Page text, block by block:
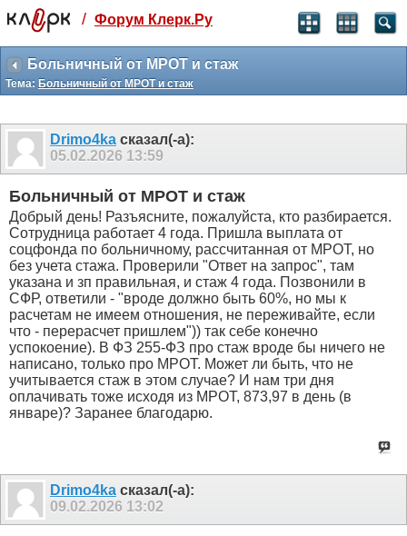
Святые угодники, Клерк без рекламы
прекрасен:)
месяц
3 месяца
259
₽
-10%
499 ₽
-15%
Отмена Оплатить
/ Форум Клерк.Ру
Больничный от МРОТ и стаж
Тема: Больничный от МРОТ и стаж
Drimo4ka сказал(-а):
05.02.2026 13:59
Больничный от МРОТ и стаж
Добрый день! Разъясните, пожалуйста, кто разбирается.
Сотрудница работает 4 года. Пришла выплата от
соцфонда по больничному, рассчитанная от МРОТ, но
без учета стажа. Проверили "Ответ на запрос", там
указана и зп правильная, и стаж 4 года. Позвонили в
СФР, ответили - "вроде должно быть 60%, но мы к
расчетам не имеем отношения, не переживайте, если
что - перерасчет пришлем")) так себе конечно
успокоение). В ФЗ 255-ФЗ про стаж вроде бы ничего не
написано, только про МРОТ. Может ли быть, что не
учитывается стаж в этом случае? И нам три дня
оплачивать тоже исходя из МРОТ, 873,97 в день (в
январе)? Заранее благодарю.
Drimo4ka сказал(-а):
09.02.2026 13:02